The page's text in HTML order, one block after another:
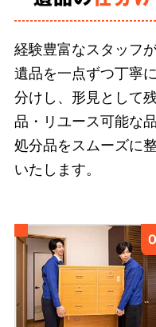
ご遺族の気持ちに
物も誠意をもって
様に安心を届ける
弊社では、スタッフ
5 形見分け
経験豊富なスタッフが
遺品を一点ずつ丁寧
分けし、形見として
品・リユース可能な
処分品をスムーズに
いたします。